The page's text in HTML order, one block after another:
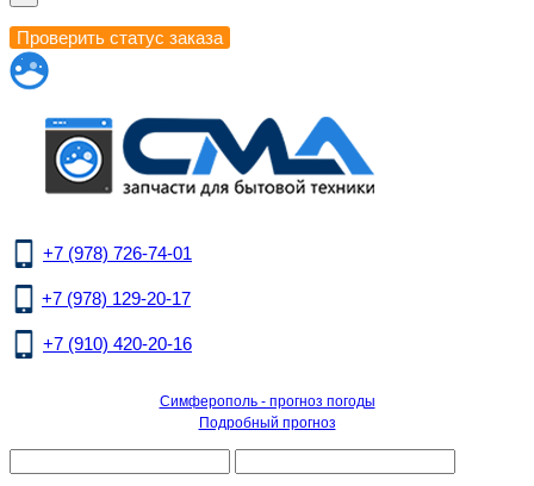
+7 (978) 726-74-01
+7 (978) 129-20-17
+7 (910) 420-20-16
Симферополь - прогноз погоды
Подробный прогноз